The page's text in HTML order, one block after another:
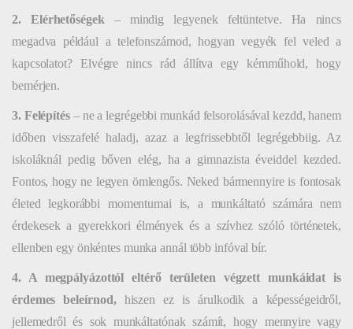
2. Elérhetőségek – mindig legyenek feltüntetve. Ha nincs
megadva például a telefonszámod, hogyan vegyék fel veled a
kapcsolatot? Elvégre nincs rád állítva egy kémműhold, hogy
bemérjen.
3. Felépítés– ne a legrégebbi munkád felsorolásával kezdd, hanem
időben visszafelé haladj, azaz a legfrissebbtől legrégebbiig. Az
iskoláknál pedig bőven elég, ha a gimnazista éveiddel kezded.
Fontos, hogy ne legyen ömlengős. Neked bármennyire is fontosak
életed legkorábbi momentumai is, a munkáltató számára nem
érdekesek a gyerekkori élmények és a szívhez szóló történetek,
ellenben egy önkéntes munka annál több infóval bír.
4. A megpályázottól eltérő területen végzett munkáidat is
érdemes beleírnod,hiszen ez is árulkodik a képességeidről,
jellemedről és sok munkáltatónak számít, hogy mennyire vagy